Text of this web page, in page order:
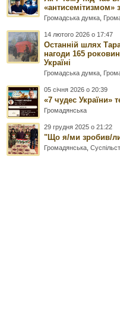
«антисемітизмом»
Громадська думка
14 лютого 2026 о 17:47
Останній шлях
нагоди 165
Україні
Громадська думка
05 січня 2026 о 20:39
«7 чудес України»
Громадянська
29 грудня 2025 о 21:22
"Що я/ми зробив/ли
Громадянська ,